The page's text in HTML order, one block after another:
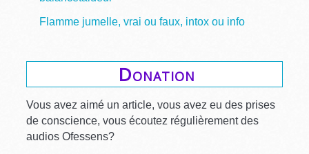
Flamme jumelle, vrai ou faux, intox ou info
Donation
Vous avez aimé un article, vous avez eu des prises
de conscience, vous écoutez régulièrement des
audios Ofessens?